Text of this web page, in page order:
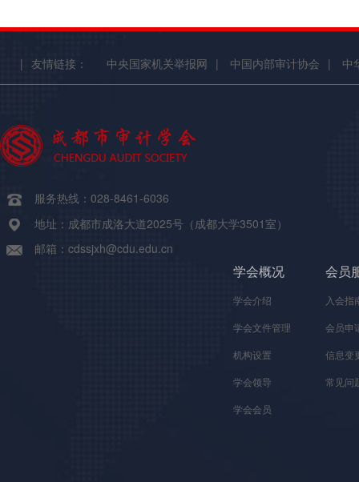
| 友情链接： 中央国家机关举报网 | 中国内部审计协会 | 中
服务热线：028-8461-6036
地址：成都市成洛大道2025号（成都大学3501室）
邮箱：cdssjxh@cdu.edu.cn
学会概况
学会介绍
学会文件管理
机构设置
学会领导
学会会员
会员
入会指
会员申
信息变
常见问